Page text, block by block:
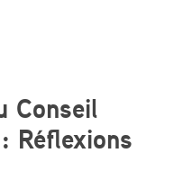
Conseil
Réflexions